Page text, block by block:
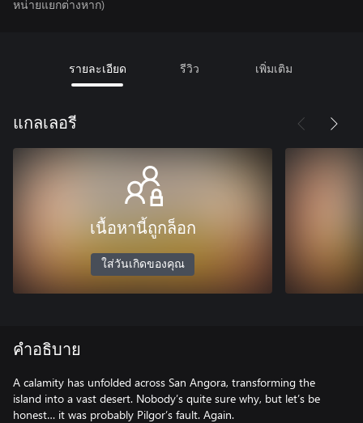
หน่ายแยกต่างหาก)
รายละเอียด รีวิว เพิ่มเติม
แกลเลอรี
เนื้อหานี้ถูกล็อก
ใส่วันเกิดของคุณ
คำอธิบาย
A calamity has unfolded across San Angora, transforming the
island into a vast desert. Nobody’s quite sure why, but let’s be
honest… it was probably Pilgor’s fault. Again.